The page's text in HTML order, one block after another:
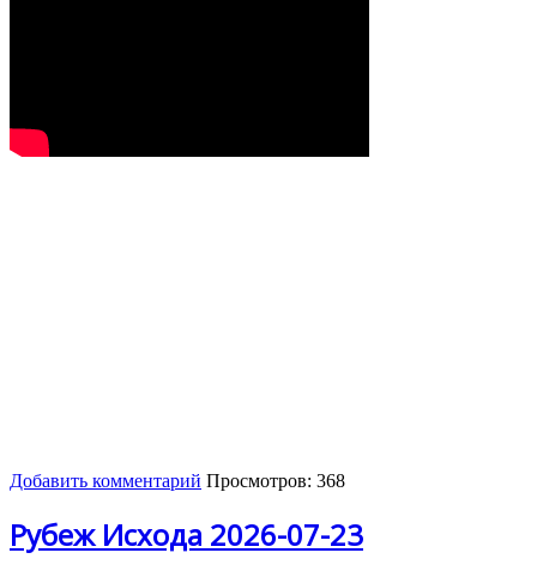
Добавить комментарий Просмотров: 368
Рубеж Исхода 2026-07-23